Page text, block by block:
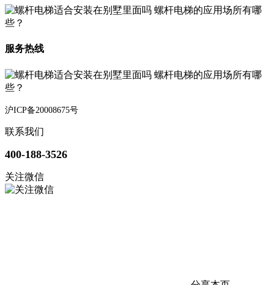
服务热线
沪ICP备20008675号
联系我们
400-188-3526
关注微信